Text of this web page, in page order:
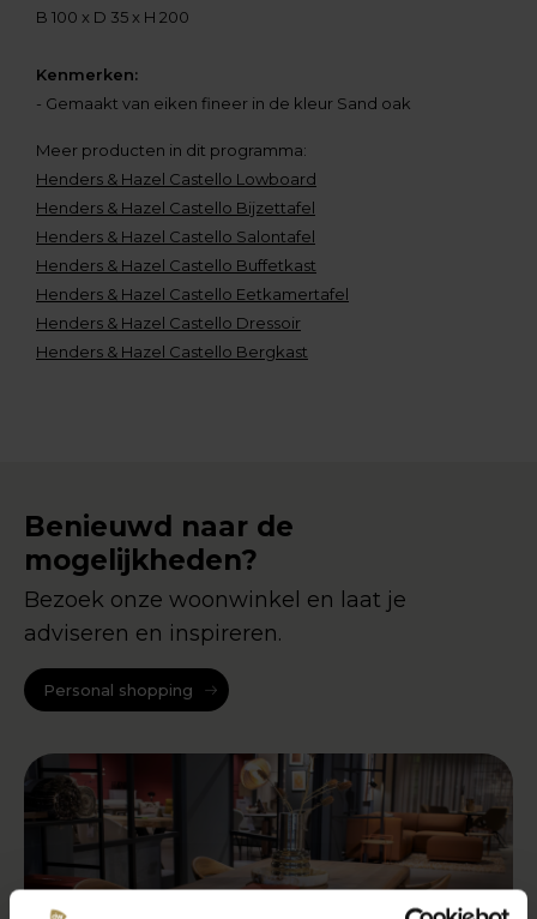
B 100 x D 35 x H 200
Kenmerken:
- Gemaakt van eiken fineer in de kleur Sand oak
Meer producten in dit programma:
Henders & Hazel Castello Lowboard
Henders & Hazel Castello Bijzettafel
Henders & Hazel Castello Salontafel
Henders & Hazel Castello Buffetkast
Henders & Hazel Castello Eetkamertafel
Henders & Hazel Castello Dressoir
Henders & Hazel Castello Bergkast
Benieuwd naar de
mogelijkheden?
Bezoek onze woonwinkel en laat je
adviseren en inspireren.
Personal shopping